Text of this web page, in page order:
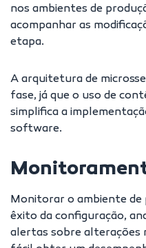
nos ambientes de
acompanhar as
etapa.
A arquitetura de
fase, já que o uso de
simplifica a
software.
Monitorar o ambiente de
êxito da configuração,
alertas sobre alterações